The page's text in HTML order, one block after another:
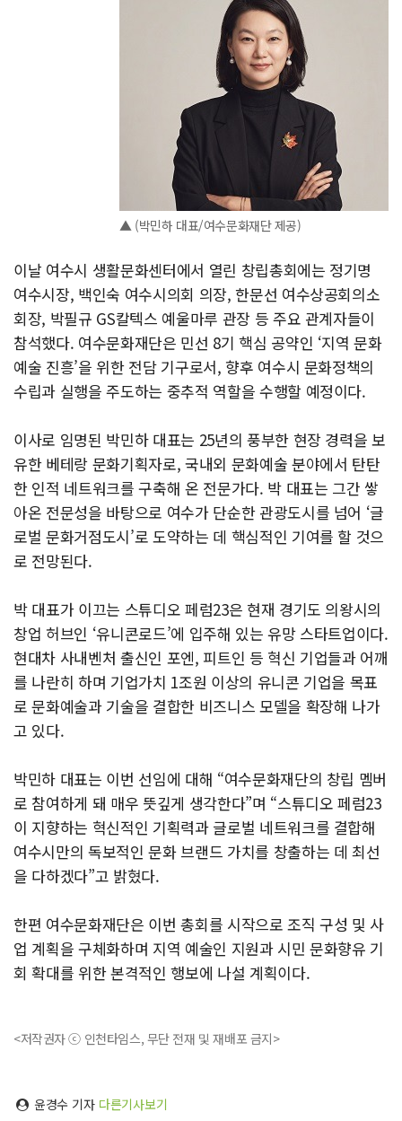
▲ (박민하 대표/여수문화재단 제공)
이날 여수시 생활문화센터에서 열린 창립총회에는 정기명
여수시장, 백인숙 여수시의회 의장, 한문선 여수상공회의소
회장, 박필규 GS칼텍스 예울마루 관장 등 주요 관계자들이
참석했다. 여수문화재단은 민선 8기 핵심 공약인 ‘지역 문화
예술 진흥’을 위한 전담 기구로서, 향후 여수시 문화정책의
수립과 실행을 주도하는 중추적 역할을 수행할 예정이다.
이사로 임명된 박민하 대표는 25년의 풍부한 현장 경력을 보
유한 베테랑 문화기획자로, 국내외 문화예술 분야에서 탄탄
한 인적 네트워크를 구축해 온 전문가다. 박 대표는 그간 쌓
아온 전문성을 바탕으로 여수가 단순한 관광도시를 넘어 ‘글
로벌 문화거점도시’로 도약하는 데 핵심적인 기여를 할 것으
로 전망된다.
박 대표가 이끄는 스튜디오 페럼23은 현재 경기도 의왕시의
창업 허브인 ‘유니콘로드’에 입주해 있는 유망 스타트업이다.
현대차 사내벤처 출신인 포엔, 피트인 등 혁신 기업들과 어깨
를 나란히 하며 기업가치 1조원 이상의 유니콘 기업을 목표
로 문화예술과 기술을 결합한 비즈니스 모델을 확장해 나가
고 있다.
박민하 대표는 이번 선임에 대해 “여수문화재단의 창립 멤버
로 참여하게 돼 매우 뜻깊게 생각한다”며 “스튜디오 페럼23
이 지향하는 혁신적인 기획력과 글로벌 네트워크를 결합해
여수시만의 독보적인 문화 브랜드 가치를 창출하는 데 최선
을 다하겠다”고 밝혔다.
한편 여수문화재단은 이번 총회를 시작으로 조직 구성 및 사
업 계획을 구체화하며 지역 예술인 지원과 시민 문화향유 기
회 확대를 위한 본격적인 행보에 나설 계획이다.
<저작권자 ⓒ 인천타임스, 무단 전재 및 재배포 금지>
윤경수 기자 다른기사보기